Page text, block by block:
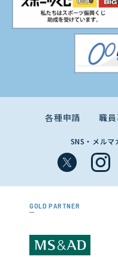
各種申請 職
SNS・メルマ
GOLD PARTNER